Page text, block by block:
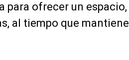
para ofrecer un espacio,
al tiempo que mantiene